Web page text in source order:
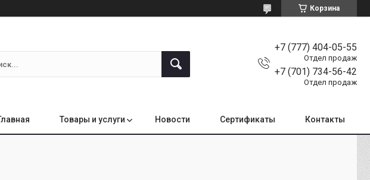
Корзина
+7 (777) 404-05-55
Отдел продаж
+7 (701) 734-56-42
Отдел продаж
Товары и услуги Новости Сертификаты Контакты